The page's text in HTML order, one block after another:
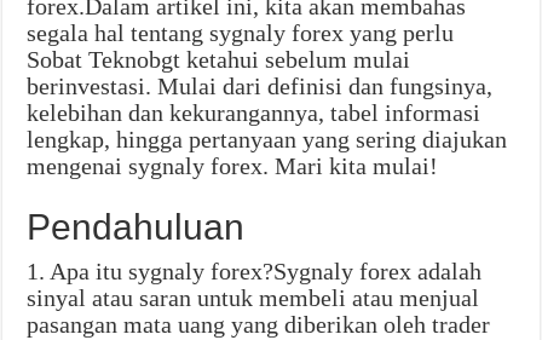
forex.Dalam artikel ini, kita akan membahas
segala hal tentang sygnaly forex yang perlu
Sobat Teknobgt ketahui sebelum mulai
berinvestasi. Mulai dari definisi dan fungsinya,
kelebihan dan kekurangannya, tabel informasi
lengkap, hingga pertanyaan yang sering diajukan
mengenai sygnaly forex. Mari kita mulai!
Pendahuluan
1. Apa itu sygnaly forex?Sygnaly forex adalah
sinyal atau saran untuk membeli atau menjual
pasangan mata uang yang diberikan oleh trader